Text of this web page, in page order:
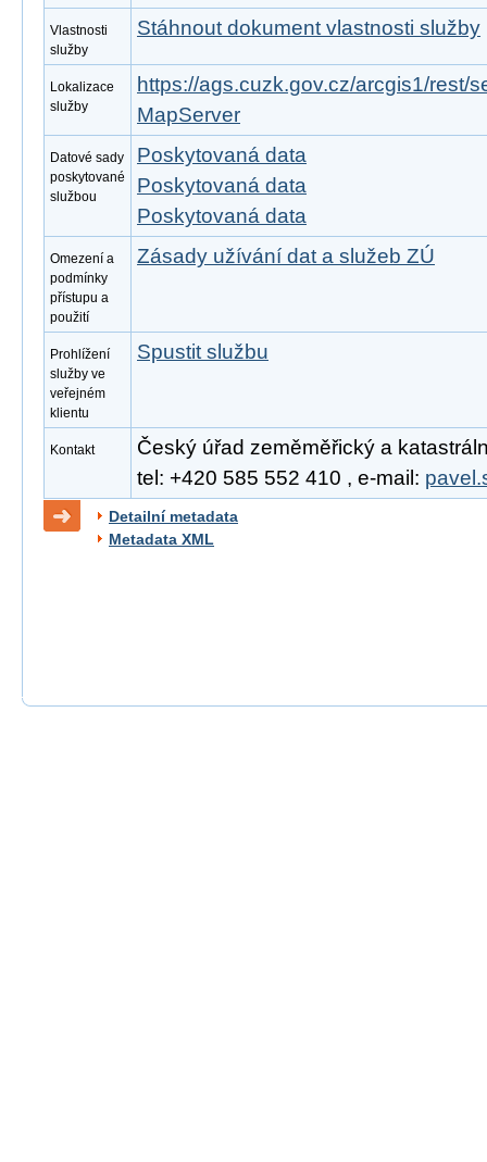
Vlastnosti
služby
Stáhnout dokument vlastnosti služby
Lokalizace
služby
https://ags.cuzk.gov.cz/arcgis1/rest/
MapServer
Datové sady
poskytované
službou
Poskytovaná data
Poskytovaná data
Poskytovaná data
Omezení a
podmínky
přístupu a
použití
Zásady užívání dat a služeb ZÚ
Prohlížení
služby ve
veřejném
klientu
Spustit službu
Kontakt
Český úřad zeměměřický a
tel: +420 585 552 410 , e-mail:
Detailní metadata
Metadata XML